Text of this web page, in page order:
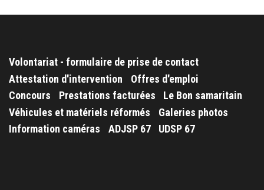
Volontariat - formulaire de prise de contact
Attestation d'intervention
Offres d'emploi
Concours
Prestations facturées
Le Bon samaritain
Véhicules et matériels réformés
Galeries photos
Information caméras
ADJSP 67 UDSP 67